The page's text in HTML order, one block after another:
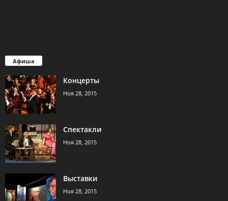
Афиша
Концерты
Ноя 28, 2015
Спектакли
Ноя 28, 2015
Выставки
Ноя 28, 2015